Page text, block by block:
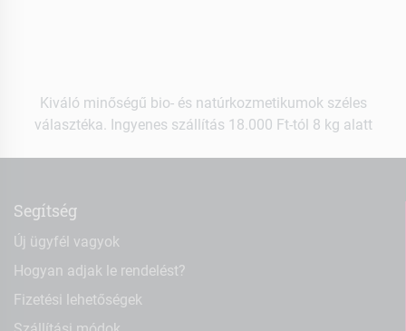
Kiváló minőségű bio- és natúrkozmetikumok széles
választéka. Ingyenes szállítás 18.000 Ft-tól 8 kg alatt
Segítség
Új ügyfél vagyok
Hogyan adjak le rendelést?
Fizetési lehetőségek